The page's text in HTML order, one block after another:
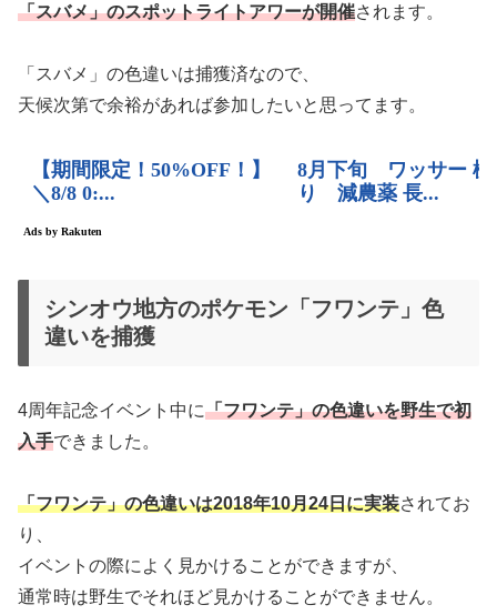
「スバメ」のスポットライトアワーが開催されます。
「スバメ」の色違いは捕獲済なので、
天候次第で余裕があれば参加したいと思ってます。
シンオウ地方のポケモン「フワンテ」色
違いを捕獲
4周年記念イベント中に「フワンテ」の色違いを野生で初
入手できました。
「フワンテ」の色違いは2018年10月24日に実装されてお
り、
イベントの際によく見かけることができますが、
通常時は野生でそれほど見かけることができません。